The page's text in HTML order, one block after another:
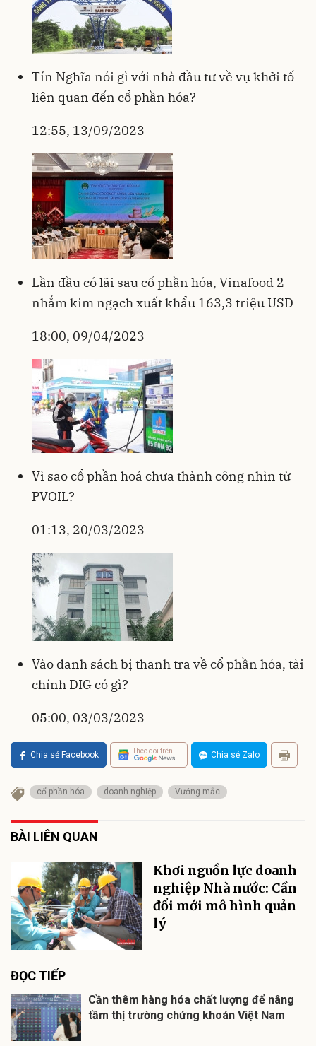
Tín Nghĩa nói gì với nhà đầu tư về vụ khởi tố
liên quan đến cổ phần hóa?
12:55, 13/09/2023
Lần đầu có lãi sau cổ phần hóa, Vinafood 2
nhắm kim ngạch xuất khẩu 163,3 triệu USD
18:00, 09/04/2023
Vì sao cổ phần hoá chưa thành công nhìn từ
PVOIL?
01:13, 20/03/2023
Vào danh sách bị thanh tra về cổ phần hóa, tài
chính DIG có gì?
05:00, 03/03/2023
Chia sẻ Facebook Theo dõi trên Chia sẻ Zalo
cổ phần hóa doanh nghiệp Vướng mắc
BÀI LIÊN QUAN
Khơi nguồn lực doanh
nghiệp Nhà nước: Cần
đổi mới mô hình quản
lý
ĐỌC TIẾP
Cần thêm hàng hóa chất lượng để nâng
tầm thị trường chứng khoán Việt Nam